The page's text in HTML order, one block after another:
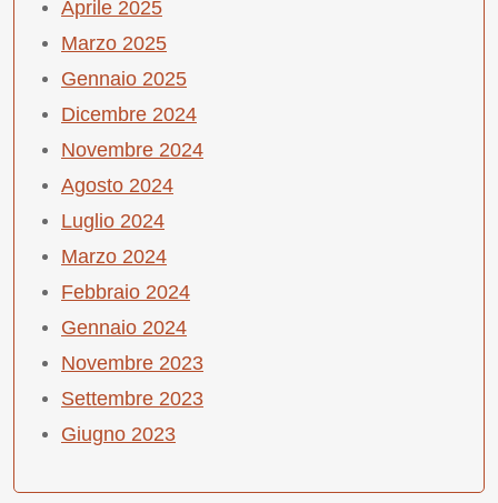
Aprile 2025
Marzo 2025
Gennaio 2025
Dicembre 2024
Novembre 2024
Agosto 2024
Luglio 2024
Marzo 2024
Febbraio 2024
Gennaio 2024
Novembre 2023
Settembre 2023
Giugno 2023